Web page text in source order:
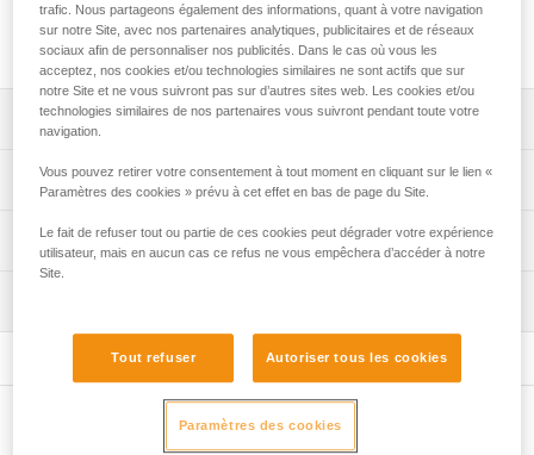
Kit de fixation, avec élastique, compatible avec le kit KNEE
ASCENT et le bloqueur de genou KNEE GRAB.
Descriptif
Compatible avec le kit KNEE ASCENT et le bloqueur de
genou KNEE GRAB.
Le tube plastique se fixe autour de la ceinture, grâce aux
passants textiles et par un système de clips à visser sur le
biais.
Spécifications techniques
Poids: 80 g
Spécifications référence(s)
Garantie : 3 ans
Conditionnement : 1
Informations techniques
Notice
Voir tous les contenus techniques
Autres produits
trafic. Nous partageons également des informations, quant à votre navigation
sur notre Site, avec nos partenaires analytiques, publicitaires et de réseaux
sociaux afin de personnaliser nos publicités. Dans le cas où vous les
acceptez, nos cookies et/ou technologies similaires ne sont actifs que sur
notre Site et ne vous suivront pas sur d’autres sites web. Les cookies et/ou
technologies similaires de nos partenaires vous suivront pendant toute votre
navigation.
Vous pouvez retirer votre consentement à tout moment en cliquant sur le lien «
Paramètres des cookies » prévu à cet effet en bas de page du Site.
Le fait de refuser tout ou partie de ces cookies peut dégrader votre expérience
utilisateur, mais en aucun cas ce refus ne vous empêchera d’accéder à notre
Site.
Tout refuser Autoriser tous les cookies
Paramètres des cookies